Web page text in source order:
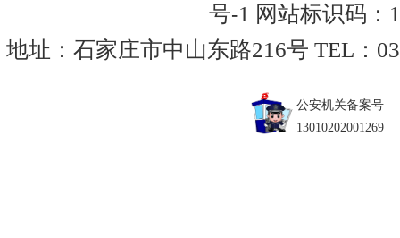
号-1 网站标识码：
地址：石家庄市中山东路216号 TEL：